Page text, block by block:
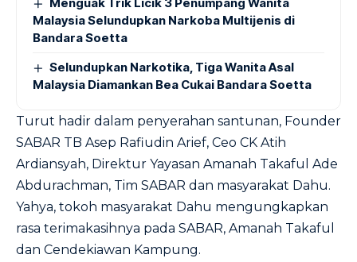
Malaysia Selundupkan Narkoba Multijenis di
Bandara Soetta
Selundupkan Narkotika, Tiga Wanita Asal
Malaysia Diamankan Bea Cukai Bandara Soetta
Turut hadir dalam penyerahan santunan, Founder
SABAR TB Asep Rafiudin Arief, Ceo CK Atih
Ardiansyah, Direktur Yayasan Amanah Takaful Ade
Abdurachman, Tim SABAR dan masyarakat Dahu.
Yahya, tokoh masyarakat Dahu mengungkapkan
rasa terimakasihnya pada SABAR, Amanah Takaful
dan Cendekiawan Kampung.